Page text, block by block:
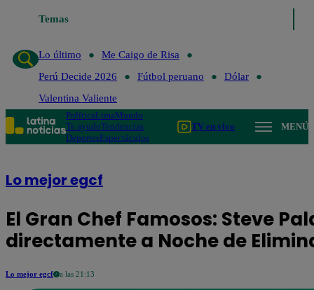
Temas
Caigo de Risa
Lo último
Me Caigo de Risa
Perú Decide 2026
Fútbol peruano
Dólar
Valentina Valiente
PolíticaLimaMundo
Te ayudoTendencias
DeportesEspectáculos
TV en vivo MENÚ
Lo mejor egcf
El Gran Chef Famosos: Steve
directamente a Noche de
Lo mejor egcf a las 21:13